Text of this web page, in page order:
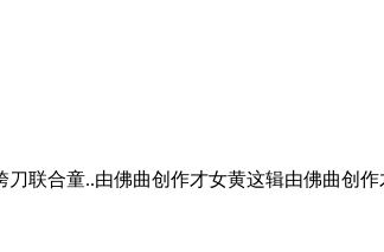
联合童..由佛曲创作才女黄这辑由佛曲创